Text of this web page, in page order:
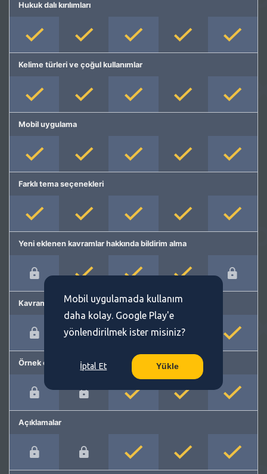
Hukuk dalı kırılımları
Kelime türleri ve çoğul kullanımlar
Mobil uygulama
Farklı tema seçenekleri
Yeni eklenen kavramlar hakkında bildirim alma
Kavram önerme
Örnek cümleler
Açıklamalar
Mobil uygulamada kullanım
daha kolay. Google Play'e
yönlendirilmek ister misiniz?
İptal Et Yükle